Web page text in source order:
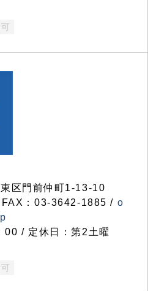
区門前仲町1-13-10
：03-3642-1885 / o
00 / 定休日：第2土曜